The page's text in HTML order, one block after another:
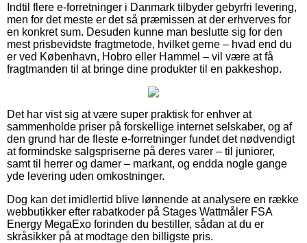
Indtil flere e-forretninger i Danmark tilbyder gebyrfri levering,
men for det meste er det så præmissen at der erhverves for
en konkret sum. Desuden kunne man beslutte sig for den
mest prisbevidste fragtmetode, hvilket gerne – hvad end du
er ved København, Hobro eller Hammel – vil være at få
fragtmanden til at bringe dine produkter til en pakkeshop.
Det har vist sig at være super praktisk for enhver at
sammenholde priser på forskellige internet selskaber, og af
den grund har de fleste e-forretninger fundet det nødvendigt
at formindske salgspriserne på deres varer – til juniorer,
samt til herrer og damer – markant, og endda nogle gange
yde levering uden omkostninger.
Dog kan det imidlertid blive lønnende at analysere en række
webbutikker efter rabatkoder på Stages Wattmåler FSA
Energy MegaExo forinden du bestiller, sådan at du er
skråsikker på at modtage den billigste pris.